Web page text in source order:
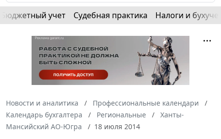
Бюджетный учет Судебная практика Налоги и
Новости и аналитика
Профессиональные календари
Календарь бухгалтера
Региональные
Ханты-
Мансийский АО-Югра
18 июля 2014